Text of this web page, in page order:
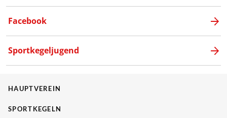
Facebook
Sportkegeljugend
HAUPTVEREIN
SPORTKEGELN